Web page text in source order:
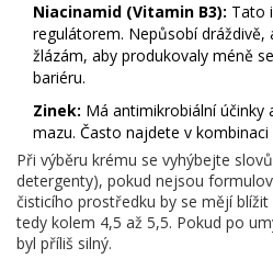
Niacinamid (Vitamin B3): Tato
regulátorem. Nepůsobí dráždivě,
žlázám, aby produkovaly méně
bariéru.
Zinek: Má antimikrobiální
mazu. Často najdete v kombinaci
Při výběru krému se vyhýbejte
detergenty), pokud nejsou
čisticího prostředku by se mějí
tedy kolem 4,5 až 5,5. Pokud po
byl příliš silný.